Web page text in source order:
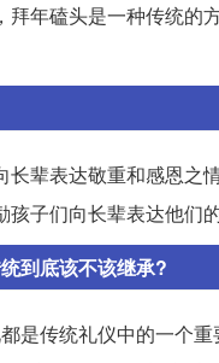
年磕头是一种传统的
辈表达敬重和感恩之
子们向长辈表达他们
到底该不该继承?
是传统礼仪中的一个